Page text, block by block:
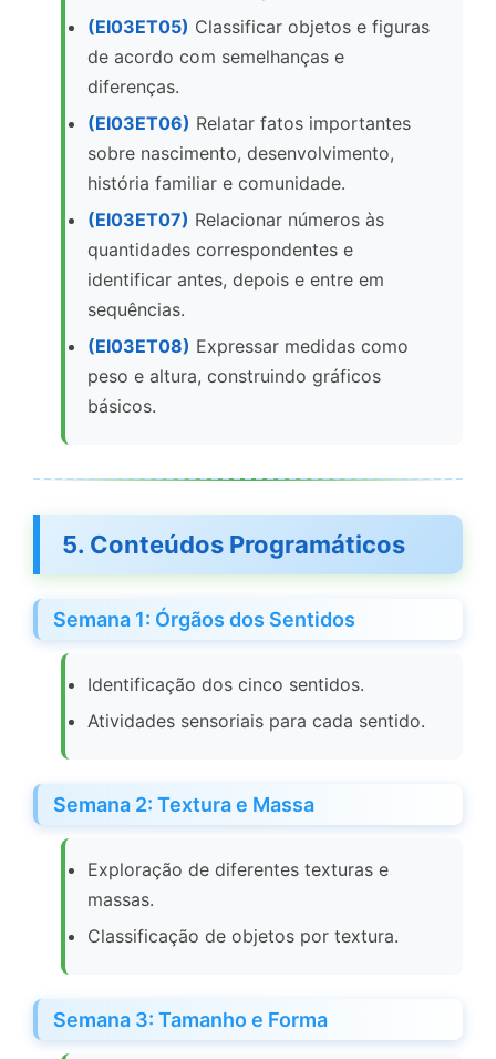
(EI03ET05) Classificar objetos e figuras
de acordo com semelhanças e
diferenças.
(EI03ET06) Relatar fatos importantes
sobre nascimento, desenvolvimento,
história familiar e comunidade.
(EI03ET07) Relacionar números às
quantidades correspondentes e
identificar antes, depois e entre em
sequências.
(EI03ET08) Expressar medidas como
peso e altura, construindo gráficos
básicos.
5. Conteúdos Programáticos
Semana 1: Órgãos dos Sentidos
Identificação dos cinco sentidos.
Atividades sensoriais para cada sentido.
Semana 2: Textura e Massa
Exploração de diferentes texturas e
massas.
Classificação de objetos por textura.
Semana 3: Tamanho e Forma